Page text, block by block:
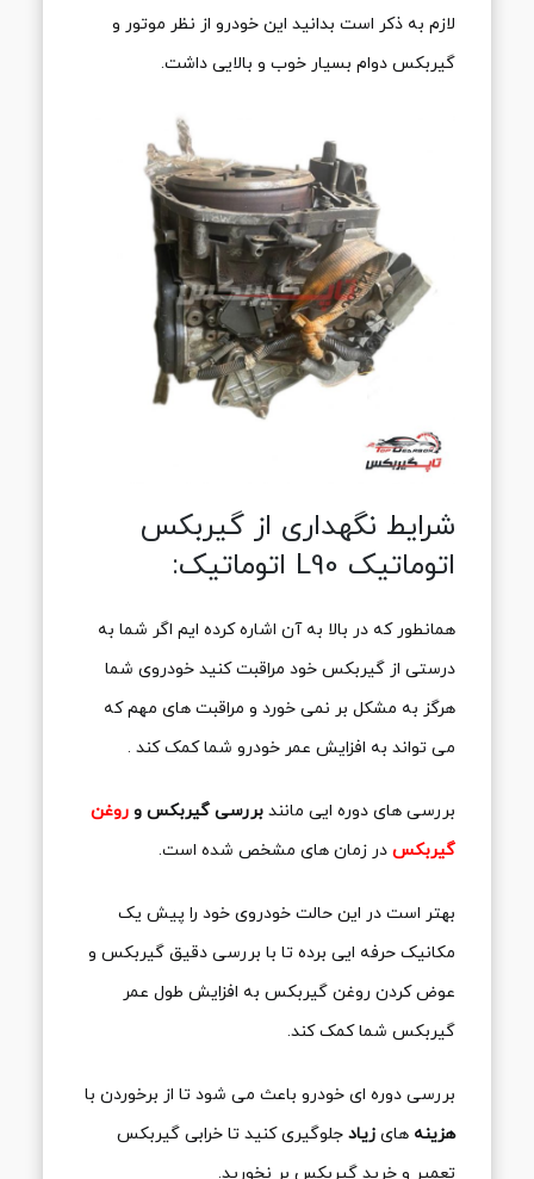
لازم به ذکر است بدانید این خودرو از نظر موتور و
گیربکس دوام بسیار خوب و بالایی داشت.
شرایط نگهداری از گیربکس
اتوماتیک L90 اتوماتیک:
همانطور که در بالا به آن اشاره کرده ایم اگر شما به
درستی از گیربکس خود مراقبت کنید خودروی شما
هرگز به مشکل بر نمی خورد و مراقبت های مهم که
می تواند به افزایش عمر خودرو شما کمک کند .
بررسی های دوره ایی مانندبررسی گیربکس و روغن
گیربکس در زمان های مشخص شده است.
بهتر است در این حالت خودروی خود را پیش یک
مکانیک حرفه ایی برده تا با بررسی دقیق گیربکس و
عوض کردن روغن گیربکس به افزایش طول عمر
گیربکس شما کمک کند.
بررسی دوره ای خودرو باعث می شود تا از برخوردن با
هزینه های زیادجلوگیری کنید تا خرابی گیربکس
تعمیر و خرید گیربکس بر نخورید.